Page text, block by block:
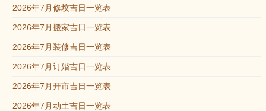
2026年7月修坟吉日一览表
2026年7月搬家吉日一览表
2026年7月装修吉日一览表
2026年7月订婚吉日一览表
2026年7月开市吉日一览表
2026年7月动土吉日一览表